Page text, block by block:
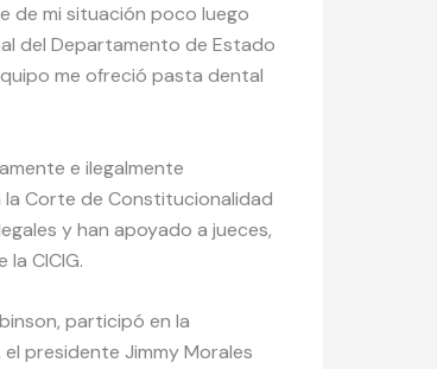
de mi situación poco luego
del Departamento de Estado
me ofreció pasta dental
e ilegalmente
Corte de Constitucionalidad
y han apoyado a jueces,
CICIG.
participó en la
presidente Jimmy Morales